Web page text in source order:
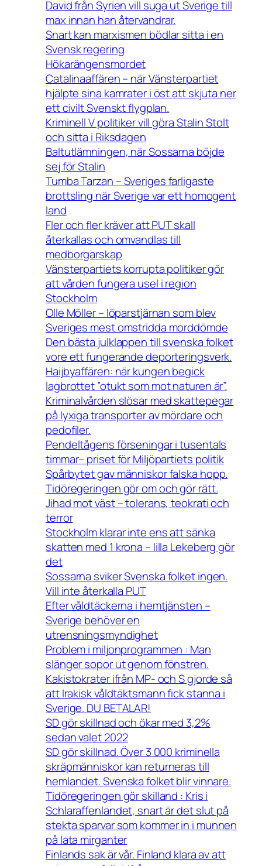
David från Syrien vill suga ut Sverige till
max innan han återvandrar.
Snart kan marxismen bödlar sitta i en
Svensk regering
Hökarängensmordet
Catalinaaffären – när Vänsterpartiet
hjälpte sina kamrater i öst att skjuta ner
ett civilt Svenskt flygplan.
Kriminell V politiker vill göra Stalin Stolt
och sitta i Riksdagen
Baltutlämningen, när Sossarna böjde
sej för Stalin
Tumba Tarzan – Sveriges farligaste
brottsling när Sverige var ett homogent
land
Fler och fler kräver att PUT skall
återkallas och omvandlas till
medborgarskap
Vänsterpartiets korrupta politiker gör
att vården fungera usel i region
Stockholm
Olle Möller – löparstjärnan som blev
Sveriges mest omstridda morddömde
Den bästa julklappen till svenska folket
vore ett fungerande deporteringsverk.
Haijbyaffären: när kungen begick
lagbrottet ”otukt som mot naturen är”.
Kriminalvården slösar med skattepegar
på lyxiga transporter av mördare och
pedofiler.
Pendeltågens förseningar i tusentals
timmar– priset för Miljöpartiets politik
Spårbytet gav människor falska hopp.
Tidöregeringen gör om och gör rätt.
Jihad mot väst – tolerans, teokrati och
terror
Stockholm klarar inte ens att sänka
skatten med 1 krona – lilla Lekeberg gör
det
Sossarna sviker Svenska folket ingen.
Vill inte återkalla PUT
Efter våldtäckerna i hemtjänsten –
Sverige behöver en
utrensningsmyndighet
Problem i miljonprogrammen : Man
slänger sopor ut genom fönstren.
Kakistokrater ifrån MP- och S gjorde så
att Irakisk våldtäktsmann fick stanna i
Sverige. DU BETALAR!
SD gör skillnad och ökar med 3,2%
sedan valet 2022
SD gör skillnad. Över 3 000 kriminella
skräpmänniskor kan returneras till
hemlandet. Svenska folket blir vinnare.
Tidöregeringen gör skilland : Kris i
Schlaraffenlandet, snart är det slut på
stekta sparvar som kommer in i munnen
på lata mirganter
Finlands sak är vår. Finland klara av att